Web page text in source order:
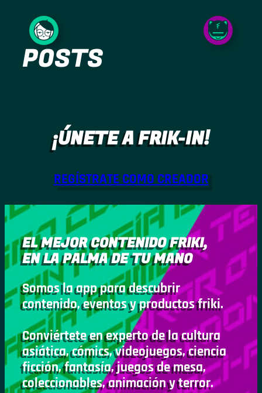
contenido
POSTS
¡ÚNETE A FRIK-IN!
REGÍSTRATE COMO CREADOR
EL MEJOR CONTENIDO FRIKI,
EN LA PALMA DE TU MANO
Somos la app para descubrir
contenido, eventos y productos friki.
Conviértete en experto de la cultura
asiática, cómics, videojuegos, ciencia
ficción, fantasía, juegos de mesa,
coleccionables, animación y terror.